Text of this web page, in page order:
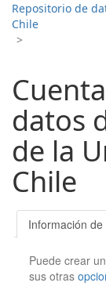
Repositorio de
Chile
>
datos
de la
Chile
Información
Puede crear
sus otras